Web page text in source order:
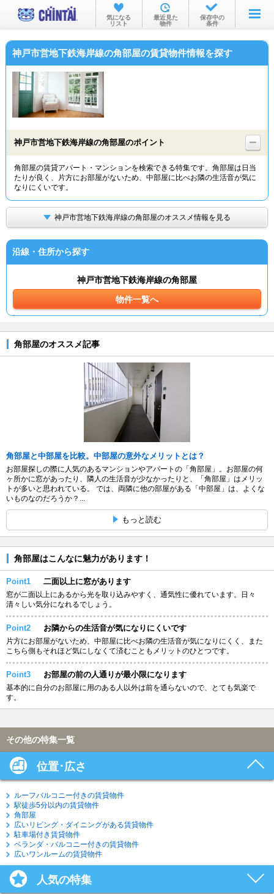
お部屋を探す
沿線・駅から
物件特集から
TOP
気になる
リスト
最近見た
物件
保存中の
条件
神戸市営地下鉄海岸線の角部屋の賃貸物件情報を探す
神戸市営地下鉄海岸線の角部屋のポイント
角部屋の賃貸アパート・マンションを検索できる特集です。角部屋は日当
たりが良く、片方にお部屋がないため、中部屋に比べお隣の生活音が気に
なりにくいです。
神戸市営地下鉄海岸線の角部屋のオススメ情報を見る
沿線・住所から探す
神戸市営地下鉄海岸線の角部屋
物件一覧へ
角部屋のオススメ記事
角部屋と中部屋を比較。中部屋の意外なメリットとは？
お部屋探しの際に人気のあるマンションやアパートの「角部屋」。お部屋の何
ヶ所かに窓があったり、隣人の生活音が少なかったりと、「角部屋」はメリッ
トが多いと思われている。 では、両隣に他の部屋がある「中部屋」は、よくな
いものなのだろうか？...
もっと読む
角部屋はこんなに魅力があります！
Point1 二面以上に窓があります
窓が二面以上にあるから光を取り込みやすく、通気性に優れています。日々
清々しい気分になれるでしょう。
Point2 お隣からの生活音が気になりにくいです
片方にお部屋がないため、中部屋に比べお隣の生活音が気になりにくく、また
こちら側もそれほど気にしなくて済むこともメリットのひとつです。
Point3 お部屋の前の人通りが最小限になります
基本的に自分のお部屋に用のある人以外は前を通らないので、とても気楽で
す。
その他の特集一覧
位置･広さ
ルーフバルコニー付きの賃貸物件
駅徒歩5分以内の賃貸物件
角部屋
広いリビング・ダイニングがある賃貸物件
駐車場付き賃貸物件
ベランダ・バルコニー付きの賃貸物件
広いワンルームの賃貸物件
人気の特集